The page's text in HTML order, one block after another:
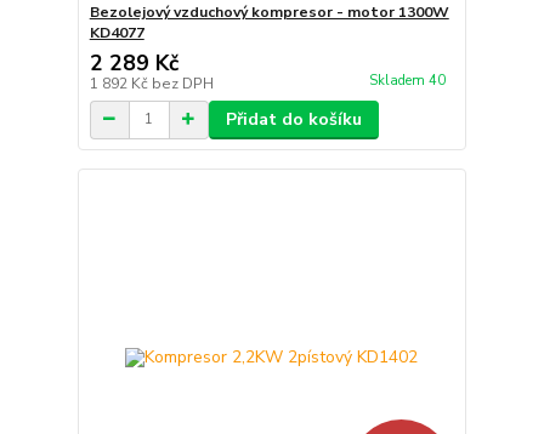
Bezolejový vzduchový kompresor - motor 1300W
KD4077
2 289 Kč
1 892 Kč bez DPH Skladem 40
Přidat do košíku